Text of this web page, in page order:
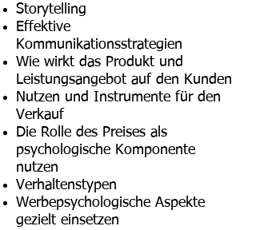
Storytelling
Effektive
Kommunikationsstrategien
Wie wirkt das Produkt und
Leistungsangebot auf den Kunden
Nutzen und Instrumente für den
Verkauf
Die Rolle des Preises als
psychologische Komponente
nutzen
Verhaltenstypen
Werbepsychologische Aspekte
gezielt einsetzen